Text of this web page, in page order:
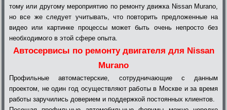
тому или другому мероприятию по ремонту движка Nissan Murano,
но все же следует учитывать, что повторить предложенные на
видео или картинке процессы может быть очень непросто без
необходимого в этой сфере опыта.
Автосервисы по ремонту двигателя для Nissan
Murano
Профильные автомастерские, сотрудничающие с данным
проектом, не один год осуществляют работы в Москве и за время
работы заручились доверием и поддержкой постоянных клиентов.